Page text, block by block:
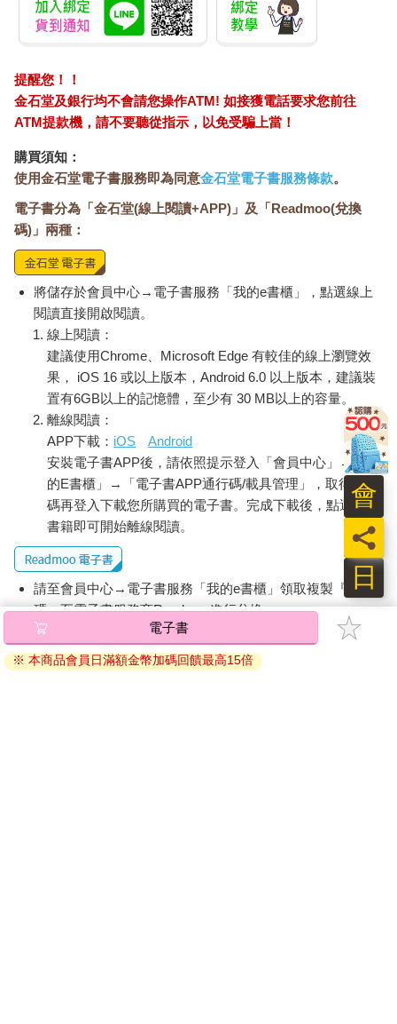
提醒您！！
金石堂及銀行均不會請您操作ATM! 如接獲電話要求您前往
ATM提款機，請不要聽從指示，以免受騙上當！
購買須知：
使用金石堂電子書服務即為同意金石堂電子書服務條款。
電子書分為「金石堂(線上閱讀+APP)」及「Readmoo(兌換
碼)」兩種：
將儲存於會員中心→電子書服務「我的e書櫃」，點選線上
閱讀直接開啟閱讀。
線上閱讀：
建議使用Chrome、Microsoft Edge 有較佳的線上瀏覽效
果， iOS 16 或以上版本，Android 6.0 以上版本，建議裝
置有6GB以上的記憶體，至少有 30 MB以上的容量。
離線閱讀：
APP下載： iOS
Android
安裝電子書APP後，請依照提示登入「會員中心」→「我
的E書櫃」→「電子書APP通行碼/載具管理」，取得通行
碼再登入下載您所購買的電子書。完成下載後，點選任一
書籍即可開始離線閱讀。
請至會員中心→電子書服務「我的e書櫃」領取複製『兌換
碼』至電子書服務商Readmoo進行兌換。
退換貨須知：
因版權保護，您在金石堂所購買的電子書僅能以金石堂專屬
電子書
※ 本商品會員日滿額金幣加碼回饋最高15倍
日
員
會